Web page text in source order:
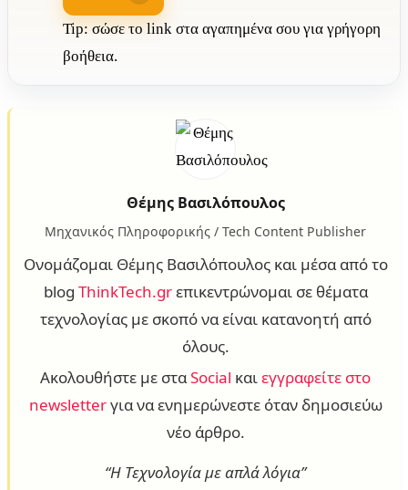
Tip: σώσε το link στα αγαπημένα σου για γρήγορη
βοήθεια.
Θέμης Βασιλόπουλος
Μηχανικός Πληροφορικής / Tech Content Publisher
Ονομάζομαι Θέμης Βασιλόπουλος και μέσα από το
blog ThinkTech.grεπικεντρώνομαι σε θέματα
τεχνολογίας με σκοπό να είναι κατανοητή από
όλους.
Ακολουθήστε με σταSocial καιεγγραφείτε στο
newsletterγια να ενημερώνεστε όταν δημοσιεύω
νέο άρθρο.
“Η Τεχνολογία με απλά λόγια”